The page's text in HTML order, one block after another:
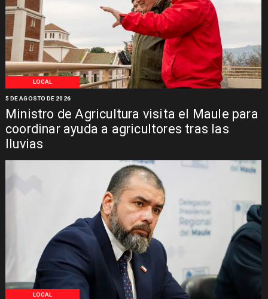
LOCAL
Ministro de Agricultura visita el Maule para
coordinar ayuda a agricultores tras las
lluvias
5 DE AGOSTO DE 2026
LOCAL